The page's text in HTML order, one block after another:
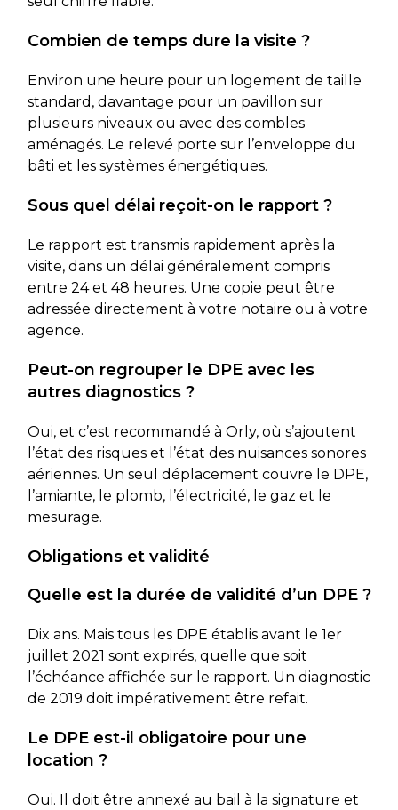
Combien de temps dure la visite ?
Environ une heure pour un logement de taille
standard, davantage pour un pavillon sur
plusieurs niveaux ou avec des combles
aménagés. Le relevé porte sur l’enveloppe du
bâti et les systèmes énergétiques.
Sous quel délai reçoit-on le rapport ?
Le rapport est transmis rapidement après la
visite, dans un délai généralement compris
entre 24 et 48 heures. Une copie peut être
adressée directement à votre notaire ou à votre
agence.
Peut-on regrouper le DPE avec les
autres diagnostics ?
Oui, et c’est recommandé à Orly, où s’ajoutent
l’état des risques et l’état des nuisances sonores
aériennes. Un seul déplacement couvre le DPE,
l’amiante, le plomb, l’électricité, le gaz et le
mesurage.
Obligations et validité
Quelle est la durée de validité d’un DPE ?
Dix ans. Mais tous les DPE établis avant le 1er
juillet 2021 sont expirés, quelle que soit
l’échéance affichée sur le rapport. Un diagnostic
de 2019 doit impérativement être refait.
Le DPE est-il obligatoire pour une
location ?
Oui. Il doit être annexé au bail à la signature et